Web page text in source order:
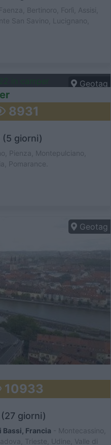
Bertinoro, Forlì, Assisi,
San Savino, Lucignano,
Geotag
8931
giorni)
Pienza, Montepulciano,
Pomarance.
Geotag
10933
giorni)
Bassi, Francia - Montecassino,
Trieste, Udine, Valle di